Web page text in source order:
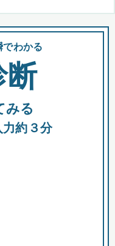
資
でわかる
断
みる
力約３分